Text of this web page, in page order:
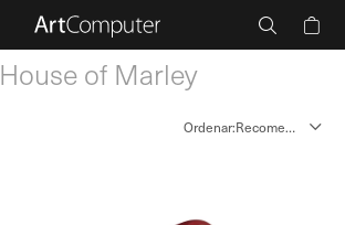
House of Marley
Recomendados